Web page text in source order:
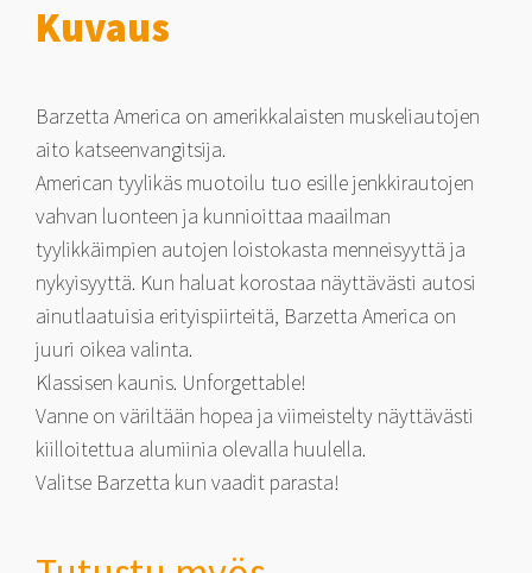
Kuvaus
Barzetta America on amerikkalaisten muskeliautojen
aito katseenvangitsija.
American tyylikäs muotoilu tuo esille jenkkirautojen
vahvan luonteen ja kunnioittaa maailman
tyylikkäimpien autojen loistokasta menneisyyttä ja
nykyisyyttä. Kun haluat korostaa näyttävästi autosi
ainutlaatuisia erityispiirteitä, Barzetta America on
juuri oikea valinta.
Klassisen kaunis. Unforgettable!
Vanne on väriltään hopea ja viimeistelty näyttävästi
kiilloitettua alumiinia olevalla huulella.
Valitse Barzetta kun vaadit parasta!